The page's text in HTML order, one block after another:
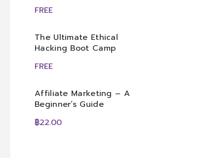
FREE
The Ultimate Ethical
Hacking Boot Camp
FREE
Affiliate Marketing – A
Beginner’s Guide
฿22.00